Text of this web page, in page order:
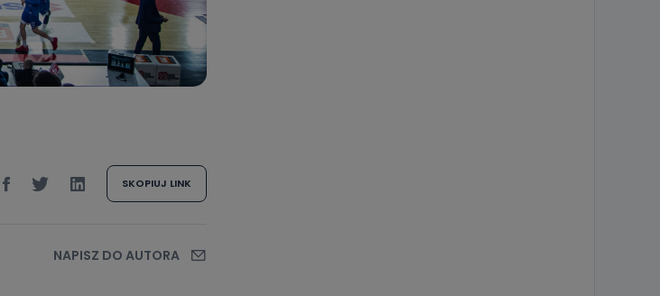
osobowych, mają Państwo prawo do żądania od
Ostrów Wielkopolski (63-400) przy ul. Wolności
Państwa oraz uzyskania ich kopii, a także żądania
ich przetwarzania oraz prawo wniesienia
będą przechowywane?
przetwarzane na podstawie prawnie
w jego biznesowej działalności.
SKOPIUJ LINK
NAPISZ DO AUTORA